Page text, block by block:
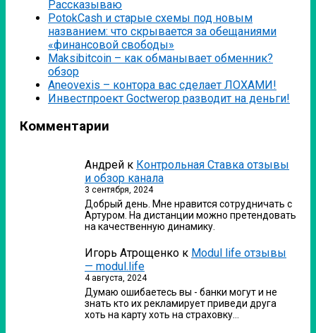
Рассказываю
PotokCash и старые схемы под новым
названием: что скрывается за обещаниями
«финансовой свободы»
Мaksibitcoin – как обманывает обменник?
обзор
Аneovexis – контора вас сделает ЛОХАМИ!
Инвестпроект Goctwerop разводит на деньги!
Комментарии
Андрей к Контрольная Ставка отзывы
и обзор канала
3 сентября, 2024
Добрый день. Мне нравится сотрудничать с
Артуром. На дистанции можно претендовать
на качественную динамику.
Игорь Атрощенко к Modul life отзывы
— modul.life
4 августа, 2024
Думаю ошибаетесь вы - банки могут и не
знать кто их рекламирует приведи друга
хоть на карту хоть на страховку…